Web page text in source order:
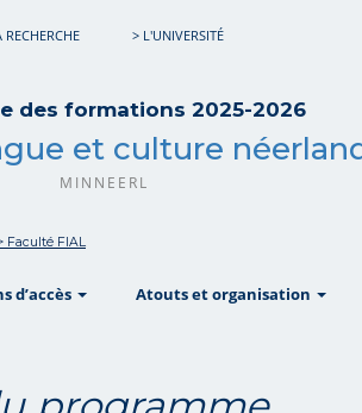
RECHERCHE > L'UNIVERSITÉ
des formations 2025-2026
et culture
MINNEERL
Faculté FIAL
d’accès showAtouts et organisation